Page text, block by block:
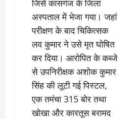
जिसे कासगंज के जिला
अस्पताल में भेजा गया। जहां
परीक्षण के बाद चिकित्‍सक
लव कुमार ने उसे मृत घोषित
कर दिया। आरोपित के कब्जे
से उपनिरीक्षक अशोक कुमार
सिंह की लूटी गई पिस्टल,
एक तमंचा 315 बोर तथा
खोखा और कारतूस बरामद